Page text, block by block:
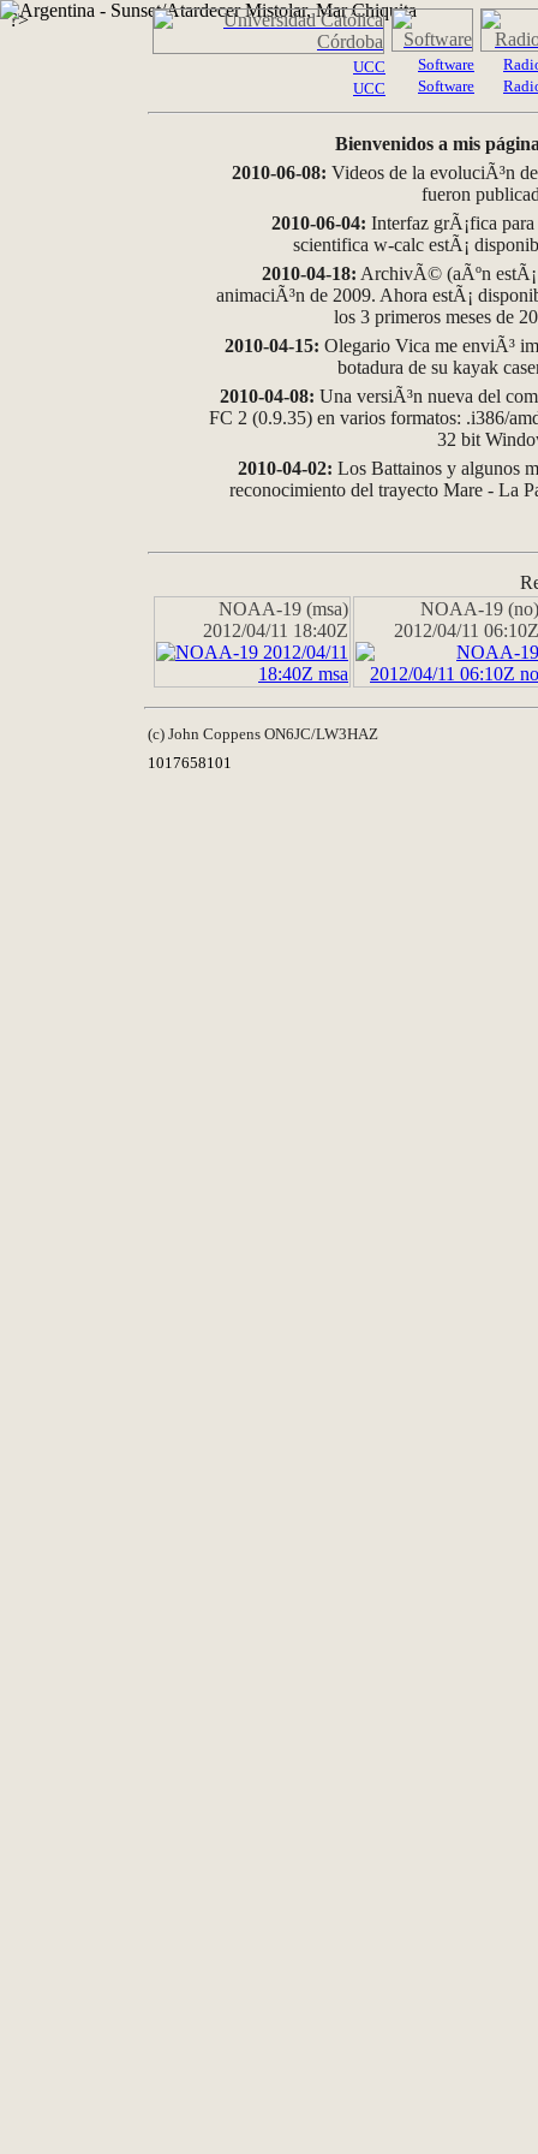
?>
UCC
UCC
Software
Software
Bienvenidos a mis
2010-06-08: Videos de la evoluciÃ³n
fueron
2010-06-04: Interfaz grÃ¡fica
scientifica w-calc estÃ¡
2010-04-18: ArchivÃ© (aÃºn
animaciÃ³n de 2009. Ahora estÃ¡
los 3 primeros meses de
2010-04-15: Olegario Vica me enviÃ³
botadura de su kayak
2010-04-08: Una versiÃ³n nueva del
FC 2 (0.9.35) en varios formatos: .i386/
32 bit
2010-04-02: Los Battainos y algunos
reconocimiento del trayecto Mare - La
NOAA-19 (msa)
2012/04/11 18:40Z
NOAA-19 (no)
2012/04/11 06:10Z
(c) John Coppens ON6JC/LW3HAZ
1017658101